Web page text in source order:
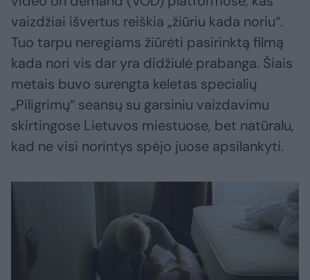
vaizdžiai išvertus reiškia „žiūriu kada noriu“.
Tuo tarpu neregiams žiūrėti pasirinktą filmą
kada nori vis dar yra didžiulė prabanga. Šiais
metais buvo surengta keletas specialių
„Piligrimų“ seansų su garsiniu vaizdavimu
skirtingose Lietuvos miestuose, bet natūralu,
kad ne visi norintys spėjo juose apsilankyti.